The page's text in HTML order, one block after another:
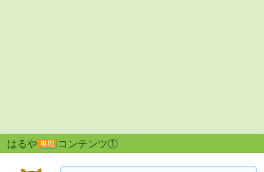
はるや 専用 コンテンツ①